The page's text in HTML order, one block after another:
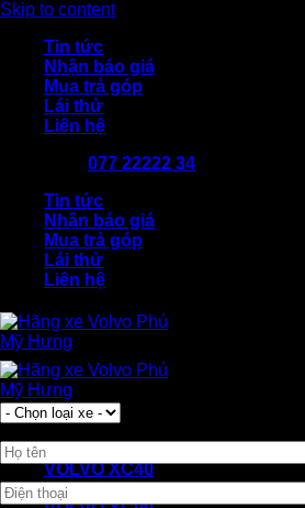
Skip to content
Tin tức
Nhận báo giá
Mua trả góp
Lái thử
Liên hệ
077 22222 34
Tin tức
Nhận báo giá
Mua trả góp
Lái thử
Liên hệ
VOLVO XC40
VOLVO XC60